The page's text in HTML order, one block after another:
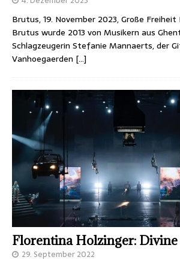
Brutus, 19. November 2023, Große Freiheit
Brutus wurde 2013 von Musikern aus
Schlagzeugerin Stefanie Mannaerts, der
Vanhoegaerden […]
Florentina Holzinger:
29. September 2022